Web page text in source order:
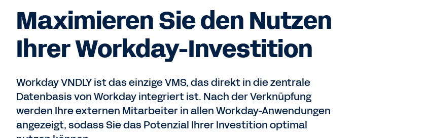
Maximieren Sie den Nutzen
Ihrer Workday-Investition
Workday VNDLY ist das einzige VMS, das direkt in die zentrale
Datenbasis von Workday integriert ist. Nach der Verknüpfung
werden Ihre externen Mitarbeiter in allen Workday-Anwendungen
angezeigt, sodass Sie das Potenzial Ihrer Investition optimal